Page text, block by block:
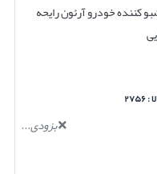
کننده خودرو آرئون رایحه
بزودی...